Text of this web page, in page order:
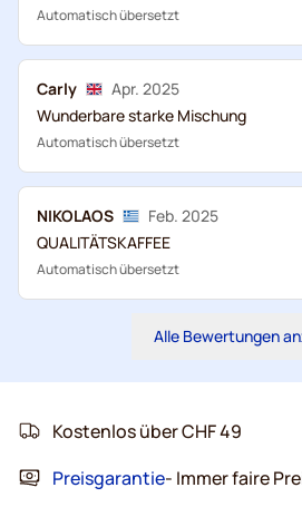
Automatisch übersetzt
Carly
Apr. 2025
Wunderbare starke Mischung
Automatisch übersetzt
NIKOLAOS
Feb. 2025
QUALITÄTSKAFFEE
Automatisch übersetzt
Alle Bewertungen
Kostenlos über CHF 49
Preisgarantie- Immer faire